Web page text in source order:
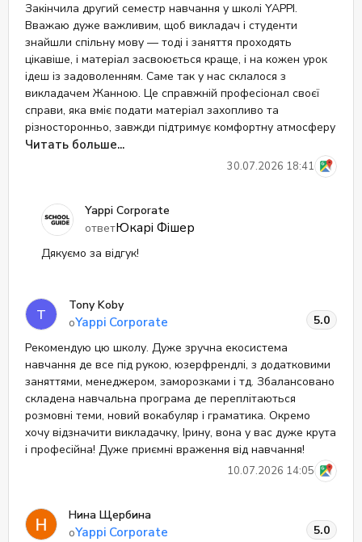
30.07.2026 18:41
Закінчила другий семестр навчання у школі YAPPI.
Вважаю дуже важливим, щоб викладач і студенти
знайшли спільну мову — тоді і заняття проходять
цікавіше, і матеріал засвоюється краще, і на кожен урок
ідеш із задоволенням. Саме так у нас склалося з
викладачем Жанною. Це справжній професіонал своєї
справи, яка вміє подати матеріал захопливо та
різносторонньо, завжди підтримує комфортну атмосферу
на заняттях.
Дякую YAPPI та Жанні за високий рівень викладання,
Читать больше...
Yappi Corporate
ответЮкарі Фішер
Дякуємо за відгук!
T
Tony Koby
оYappi Corporate
10.07.2026 14:05
5.0
Рекомендую цю школу. Дуже зручна екосистема
навчання де все під рукою, юзерфрендлі, з додатковими
заняттями, менеджером, заморозками і тд. Збалансовано
складена навчальна програма де переплітаються
розмовні теми, новий вокабуляр і граматика. Окремо
хочу відзначити викладачку, Ірину, вона у вас дуже крута
і професійна! Дуже приємні враження від навчання!
Нина Щербина
оYappi Corporate
5.0